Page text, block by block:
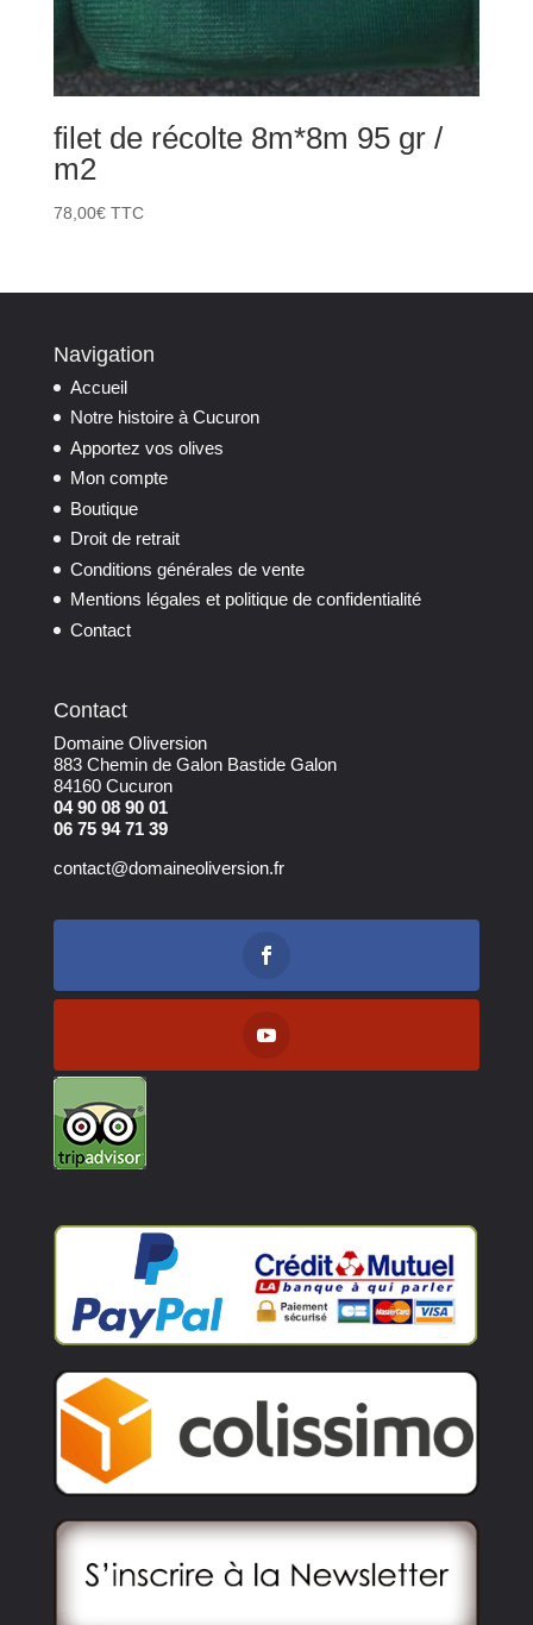
filet de récolte 8m*8m 95 gr /
m2
78,00€ TTC
Navigation
Accueil
Notre histoire à Cucuron
Apportez vos olives
Mon compte
Boutique
Droit de retrait
Conditions générales de vente
Mentions légales et politique de confidentialité
Contact
Contact
Domaine Oliversion
883 Chemin de Galon Bastide Galon
84160 Cucuron
04 90 08 90 01
06 75 94 71 39
contact@domaineoliversion.fr